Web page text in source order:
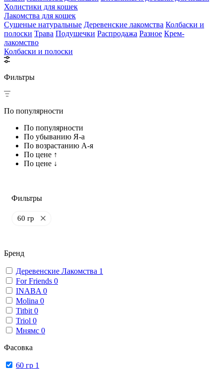
Холистики для кошек
Лакомства для кошек
Сушеные натуральные Деревенские лакомства Колбаски и
полоски Трава Подушечки Распродажа Разное Крем-
лакомство
Колбаски и полоски
Фильтры
По популярности
По популярности
По убыванию Я-а
По возрастанию А-я
По цене ↑
По цене ↓
Фильтры
60 гр
Бренд
Деревенские Лакомства 1
For Friends 0
INABA 0
Molina 0
Titbit 0
Triol 0
Мнямс 0
Фасовка
60 гр 1